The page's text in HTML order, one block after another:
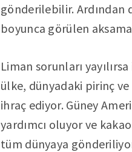
gönderilebilir. Ardından
boyunca görülen
Liman sorunları
ülke, dünyadaki pirinç ve
ihraç ediyor. Güney
yardımcı oluyor ve
tüm dünyaya